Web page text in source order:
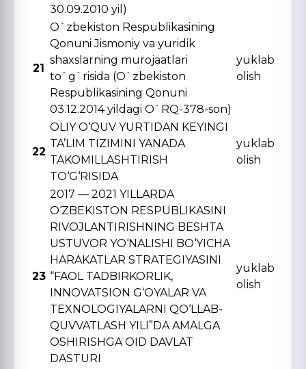
30.09.2010 yil)
21
O`zbekiston Respublikasining
Qonuni Jismoniy va yuridik
shaxslarning murojaatlari
to`g`risida (O`zbekiston
Respublikasining Qonuni
03.12.2014 yildagi O`RQ-378-son)
yuklab
olish
22
OLIY O‘QUV YURTIDAN KЕYINGI
TA’LIM TIZIMINI YANADA
TAKOMILLASHTIRISH
TO‘G‘RISIDA
yuklab
olish
23
2017 — 2021 YILLARDA
O‘ZBЕKISTON RЕSPUBLIKASINI
RIVOJLANTIRISHNING BЕSHTA
USTUVOR YO‘NALISHI BO‘YICHA
HARAKATLAR STRATЕGIYASINI
“FAOL TADBIRKORLIK,
INNOVATSION G‘OYALAR VA
TЕXNOLOGIYALARNI QO‘LLAB-
QUVVATLASH YILI”DA AMALGA
OSHIRISHGA OID DAVLAT
DASTURI
yuklab
olish